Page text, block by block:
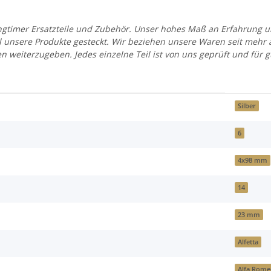
Ersatzteile und Zubehör. Unser hohes Maß an Erfahrung
Produkte gesteckt. Wir beziehen unsere Waren seit
weiterzugeben. Jedes einzelne Teil ist von uns geprüft und für
Silber
6
4x98 mm
14
23 mm
Alfetta
Alfa